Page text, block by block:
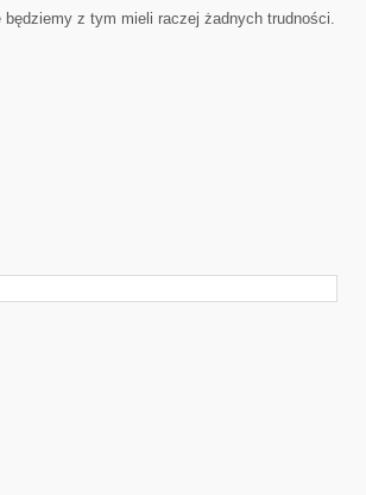
z tym mieli raczej żadnych trudności.